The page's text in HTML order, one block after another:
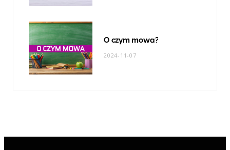
O czym mowa?
2024-11-07